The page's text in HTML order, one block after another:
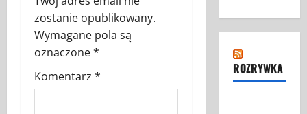
c
z
w
p
zostanie opublikowany.
Wymagane pola są
oznaczone*
Komentarz *
ROZRYWKA